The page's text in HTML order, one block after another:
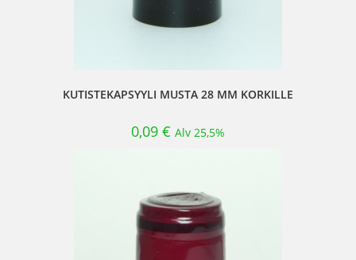
KUTISTEKAPSYYLI MUSTA 28 MM KORKILLE
0,09 € Alv 25,5%